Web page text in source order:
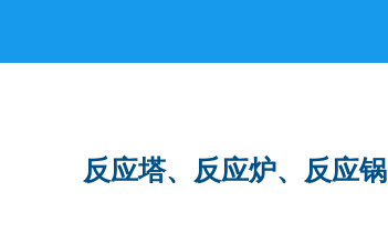
反应塔、反应炉、反应锅